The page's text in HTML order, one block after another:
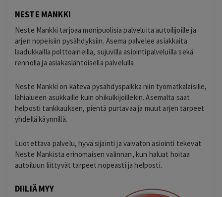
NESTE MANKKI
Neste Mankki tarjoaa monipuolisia palveluita autoilijoille ja
arjen nopeisiin pysähdyksiin. Asema palvelee asiakkaita
laadukkailla polttoaineilla, sujuvilla asiointipalveluilla sekä
rennolla ja asiakaslähtöisellä palvelulla.
Neste Mankki on kätevä pysähdyspaikka niin työmatkalaisille,
lähialueen asukkaille kuin ohikulkijoillekin. Asemalta saat
helposti tankkauksen, pientä purtavaa ja muut arjen tarpeet
yhdellä käynnillä.
Luotettava palvelu, hyvä sijainti ja vaivaton asiointi tekevät
Neste Mankista erinomaisen valinnan, kun haluat hoitaa
autoiluun liittyvät tarpeet nopeasti ja helposti.
DIILIÄ MYY